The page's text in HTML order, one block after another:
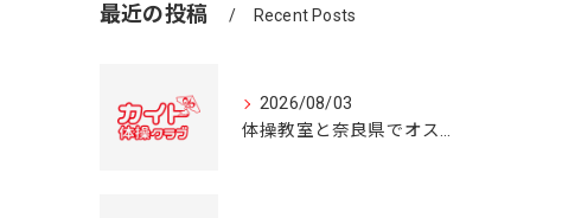
最近の投稿 Recent Posts
2026/08/03
体操教室と奈良県でオススメの体操クラブ選び方ガイド